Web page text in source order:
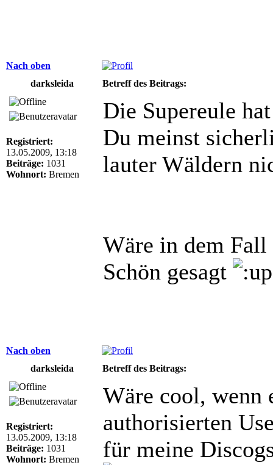
Nach oben
darksleida
Betreff des Beitrags:
Registriert:
13.05.2009, 13:18
Beiträge: 1031
Wohnort: Bremen
Die Supereule
Du meinst
lauter Wäldern
Wäre in dem
Schön gesagt
Nach oben
darksleida
Betreff des Beitrags:
Registriert:
13.05.2009, 13:18
Beiträge: 1031
Wohnort: Bremen
Wäre cool, wenn
authorisierten
für meine